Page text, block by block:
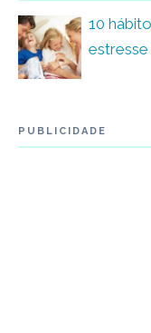
10
estresse
PUBLICIDADE